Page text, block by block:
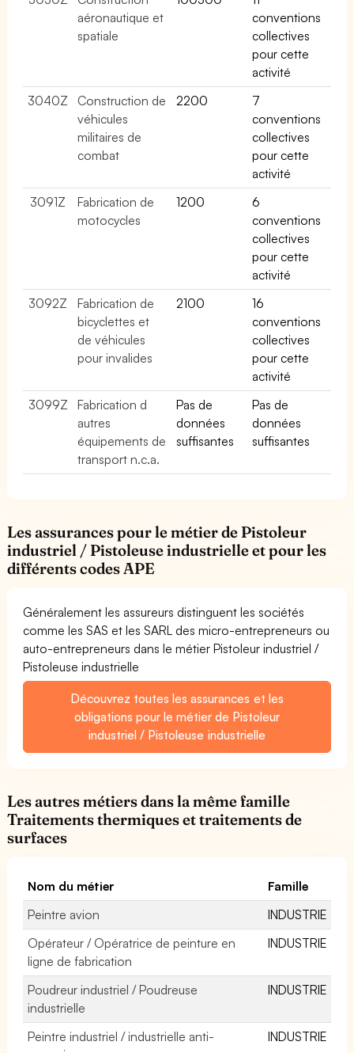
aéronautique et
spatiale
conventions
collectives
pour cette
activité
3040Z
Construction de
véhicules
militaires de
combat
2200
7
conventions
collectives
pour cette
activité
3091Z
Fabrication de
motocycles
1200
6
conventions
collectives
pour cette
activité
3092Z
Fabrication de
bicyclettes et
de véhicules
pour invalides
2100
16
conventions
collectives
pour cette
activité
3099Z
Fabrication d
autres
équipements de
transport n.c.a.
Pas de
données
suffisantes
Pas de
données
suffisantes
Les assurances pour le métier de Pistoleur
industriel / Pistoleuse industrielle et pour les
différents codes APE
Généralement les assureurs distinguent les sociétés
comme les SAS et les SARL des micro-entrepreneurs ou
auto-entrepreneurs dans le métier Pistoleur industriel /
Pistoleuse industrielle
Découvrez toutes les assurances et les
obligations pour le métier de Pistoleur
industriel / Pistoleuse industrielle
Les autres métiers dans la même famille
Traitements thermiques et traitements de
surfaces
Nom du métier
Famille
Peintre avion
INDUSTRIE
Opérateur / Opératrice de peinture en
ligne de fabrication
INDUSTRIE
Poudreur industriel / Poudreuse
industrielle
INDUSTRIE
Peintre industriel / industrielle anti-
INDUSTRIE